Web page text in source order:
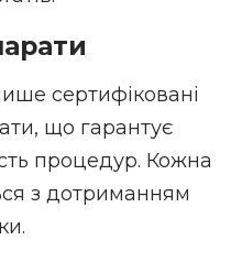
сертифіковані
що гарантує
процедур. Кожна
з дотриманням